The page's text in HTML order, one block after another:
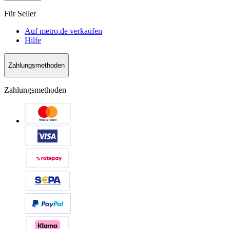
Für Seller
Auf metro.de verkaufen
Hilfe
Zahlungsmethoden
Zahlungsmethoden